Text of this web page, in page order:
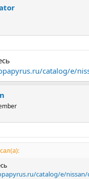
catalog/e/
catalog/e/nissan/